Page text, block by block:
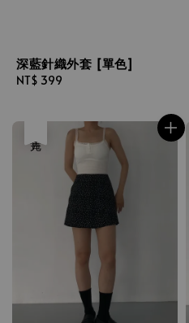
深藍針織外套 [單色]
Regular
NT$ 399